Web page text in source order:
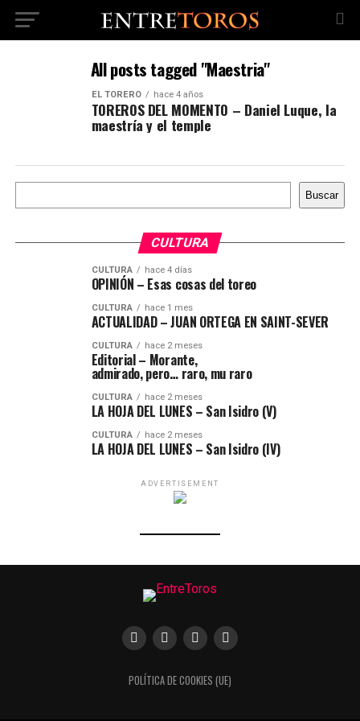
All posts tagged "Maestria"
EL TORERO hace 4 años
TOREROS DEL MOMENTO – Daniel Luque, la
maestría y el temple
Buscar
Buscar
CULTURA
CULTURA hace 4 días
OPINIÓN – Esas cosas del toreo
CULTURA hace 1 mes
ACTUALIDAD – JUAN ORTEGA EN SAINT-SEVER
CULTURA hace 2 meses
Editorial – Morante,
admirado, pero… raro, mu raro
CULTURA hace 2 meses
LA HOJA DEL LUNES – San Isidro (V)
CULTURA hace 2 meses
LA HOJA DEL LUNES – San Isidro (IV)
ADVERTISEMENT
POLÍTICA DE COOKIES (UE)